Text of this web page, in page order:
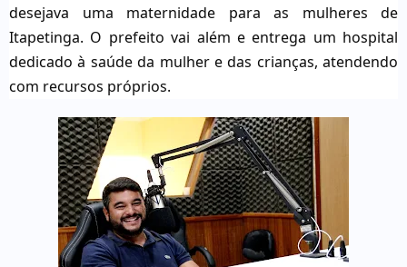
desejava uma maternidade para as mulheres de
Itapetinga. O prefeito vai além e entrega um hospital
dedicado à saúde da mulher e das crianças, atendendo
com recursos próprios.